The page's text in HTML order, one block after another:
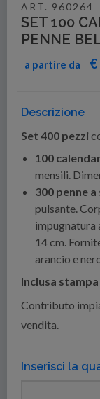
ART. 960264
SET 100
PENNE
a partire da €
Descrizione
Set 400 pezzi
100
mensili.
300 penne
pulsante.
impugnatura
14 cm.
arancio e
Inclusa stampa
Contributo
vendita.
Inserisci la